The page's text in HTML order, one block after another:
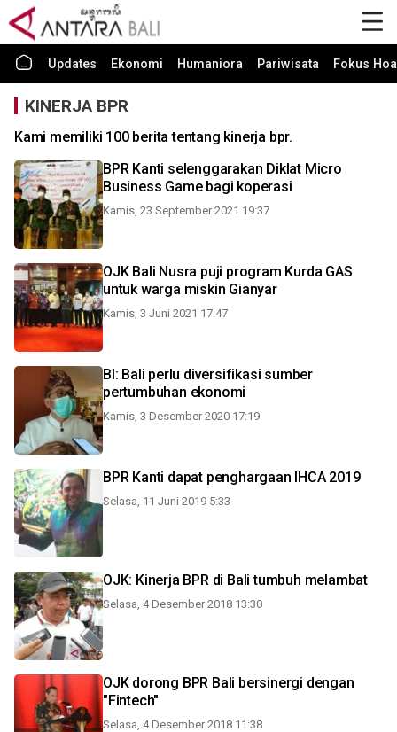
Updates Ekonomi Humaniora Pariwisata Fokus
KINERJA BPR
Kami memiliki 100 berita tentang kinerja bpr.
BPR Kanti selenggarakan Diklat Micro
Business Game bagi koperasi
Kamis, 23 September 2021 19:37
OJK Bali Nusra puji program Kurda GAS
untuk warga miskin Gianyar
Kamis, 3 Juni 2021 17:47
BI: Bali perlu diversifikasi sumber
pertumbuhan ekonomi
Kamis, 3 Desember 2020 17:19
BPR Kanti dapat penghargaan IHCA 2019
Selasa, 11 Juni 2019 5:33
OJK: Kinerja BPR di Bali tumbuh melambat
Selasa, 4 Desember 2018 13:30
OJK dorong BPR Bali bersinergi dengan
"Fintech"
Selasa, 4 Desember 2018 11:38